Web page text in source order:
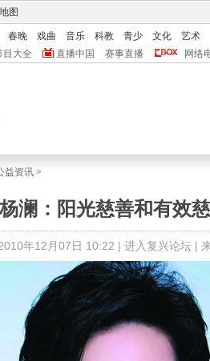
图
春晚 戏曲 音乐 科教 青少 文化
艺术
目大全 直播中国 赛事直播 网络
益资讯 >
澜：阳光慈善和有效
年12月07日 10:22 | 进入复兴论坛|